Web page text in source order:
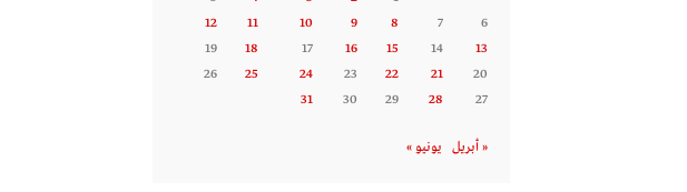
6
7
8
9
10
11
12
13
14
15
16
17
18
19
20
21
22
23
24
25
26
27
28
29
30
31
« أبريل يونيو »